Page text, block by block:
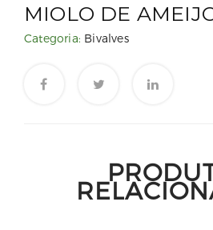
MIOLO DE
Categoria: Bivalves